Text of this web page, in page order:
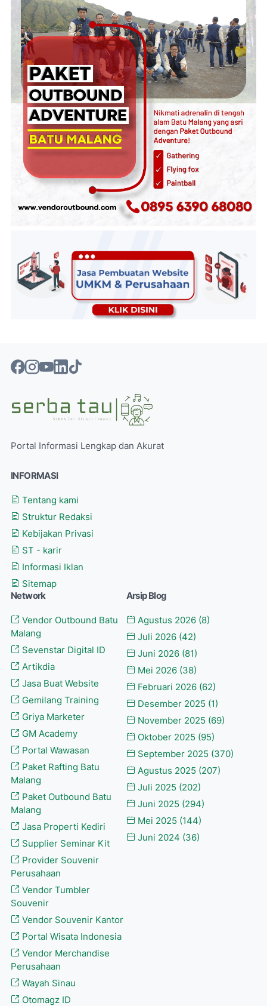
Portal Informasi Lengkap dan Akurat
INFORMASI
Tentang kami
Struktur Redaksi
Kebijakan Privasi
ST - karir
Informasi Iklan
Sitemap
Network
Vendor Outbound Batu
Malang
Sevenstar Digital ID
Artikdia
Jasa Buat Website
Gemilang Training
Griya Marketer
GM Academy
Portal Wawasan
Paket Rafting Batu
Malang
Paket Outbound Batu
Malang
Jasa Properti Kediri
Supplier Seminar Kit
Provider Souvenir
Perusahaan
Vendor Tumbler
Souvenir
Vendor Souvenir Kantor
Portal Wisata Indonesia
Vendor Merchandise
Perusahaan
Wayah Sinau
Otomagz ID
Arsip Blog
Agustus 2026 (8)
Juli 2026 (42)
Juni 2026 (81)
Mei 2026 (38)
Februari 2026 (62)
Desember 2025 (1)
November 2025 (69)
Oktober 2025 (95)
September 2025 (370)
Agustus 2025 (207)
Juli 2025 (202)
Juni 2025 (294)
Mei 2025 (144)
Juni 2024 (36)